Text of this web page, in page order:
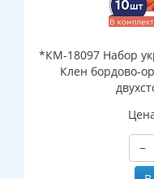
*КМ-18097 Набор
Клен бордово-
−